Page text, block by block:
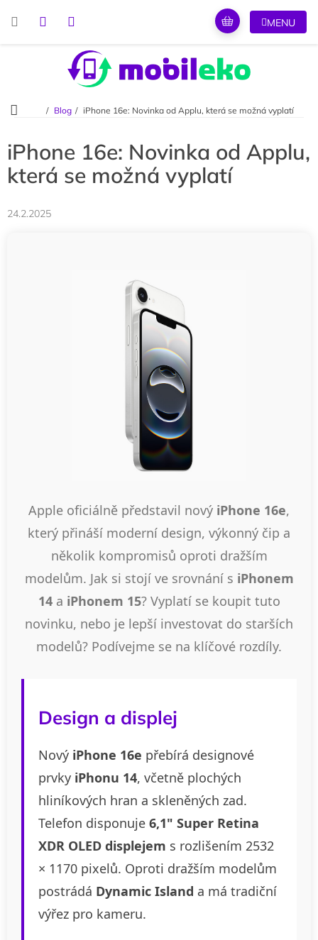
Domů
Blog iPhone 16e: Novinka od Applu, která se možná vyplatí
iPhone 16e: Novinka od Applu,
která se možná vyplatí
24.2.2025
Apple oficiálně představil nový iPhone 16e,
který přináší moderní design, výkonný čip a
několik kompromisů oproti dražším
modelům. Jak si stojí ve srovnání s iPhonem
14a iPhonem 15? Vyplatí se koupit tuto
novinku, nebo je lepší investovat do starších
modelů? Podívejme se na klíčové rozdíly.
Design a displej
Nový iPhone 16e přebírá designové
prvky iPhonu 14, včetně plochých
hliníkových hran a skleněných zad.
Telefon disponuje 6,1" Super Retina
XDR OLED displejem s rozlišením 2532
× 1170 pixelů. Oproti dražším modelům
postrádá Dynamic Island a má tradiční
výřez pro kameru.